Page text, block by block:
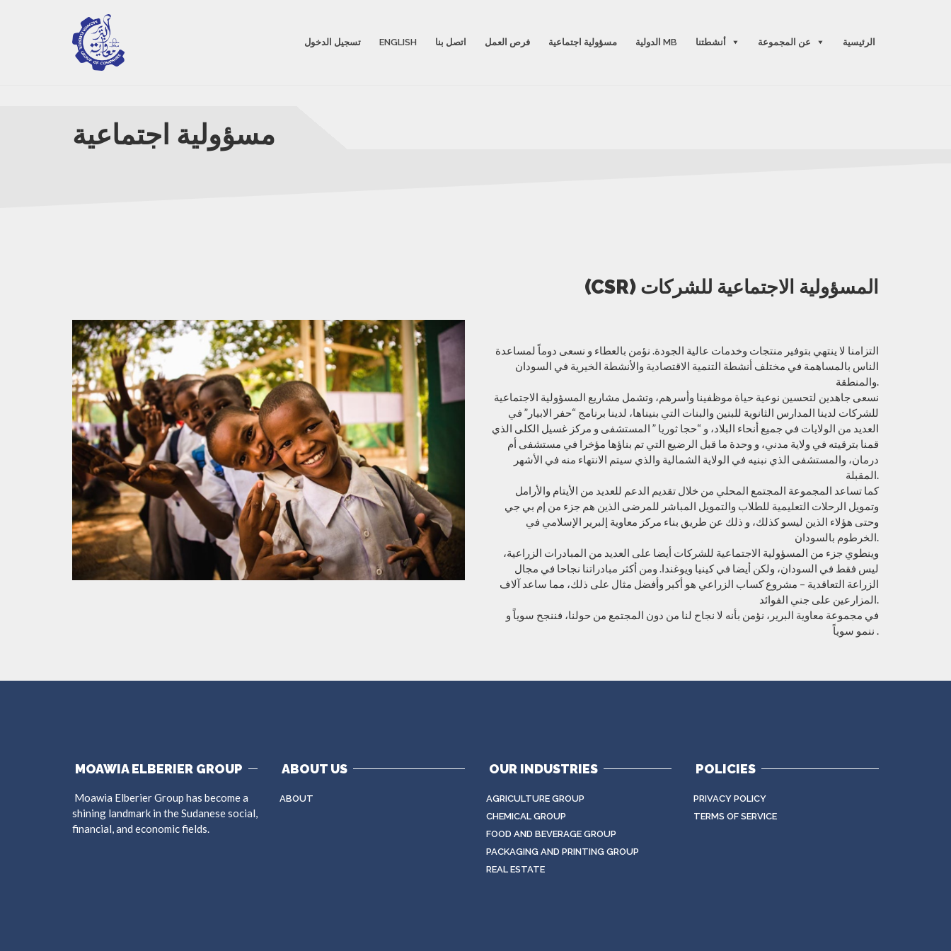
تسجيل الدخول ENGLISH اتصل بنا فرص العمل مسؤولية اجتماعية الدولية MB أنشطتنا عن المجموعة الرئيسية
مسؤولية اجتماعية
(CSR) المسؤولية الاجتماعية للشركات
التزامنا لا ينتهي بتوفير منتجات وخدمات عالية الجودة. نؤمن بالعطاء و نسعى دوماً لمساعدة
الناس بالمساهمة في مختلف أنشطة التنمية الاقتصادية والأنشطة الخيرية في السودان
والمنطقة.
نسعى جاهدين لتحسين نوعية حياة موظفينا وأسرهم، وتشمل مشاريع المسؤولية الاجتماعية
للشركات لدينا المدارس الثانوية للبنين والبنات التي بنيناها، لدينا برنامج “حفر الابيار” في
العديد من الولايات في جميع أنحاء البلاد، و “حجا ثوريا ” المستشفى و مركز غسيل الكلى الذي
قمنا بترقيته في ولاية مدني، و وحدة ما قبل الرضيع التي تم بناؤها مؤخرا في مستشفى أم
درمان، والمستشفى الذي نبنيه في الولاية الشمالية والذي سيتم الانتهاء منه في الأشهر
المقبلة.
كما تساعد المجموعة المجتمع المحلي من خلال تقديم الدعم للعديد من الأيتام والأرامل
وتمويل الرحلات التعليمية للطلاب والتمويل المباشر للمرضى الذين هم جزء من إم بي جي
وحتى هؤلاء الذين ليسو كذلك، و ذلك عن طريق بناء مركز معاوية إلبرير الإسلامي في
الخرطوم بالسودان.
وينطوي جزء من المسؤولية الاجتماعية للشركات أيضا على العديد من المبادرات الزراعية،
ليس فقط في السودان، ولكن أيضا في كينيا ويوغندا. ومن أكثر مبادراتنا نجاحا في مجال
الزراعة التعاقدية – مشروع كساب الزراعي هو أكبر وأفضل مثال على ذلك، مما ساعد آلاف
المزارعين على جني الفوائد.
في مجموعة معاوية البرير، نؤمن بأنه لا نجاح لنا من دون المجتمع من حولنا، فننجح سوياً و
ننمو سوياً .
MOAWIA ELBERIER GROUP
Moawia Elberier Group has become a
shining landmark in the Sudanese social,
financial, and economic fields.
ABOUT US
ABOUT
OUR INDUSTRIES
AGRICULTURE GROUP
CHEMICAL GROUP
FOOD AND BEVERAGE GROUP
PACKAGING AND PRINTING GROUP
REAL ESTATE
POLICIES
PRIVACY POLICY
TERMS OF SERVICE